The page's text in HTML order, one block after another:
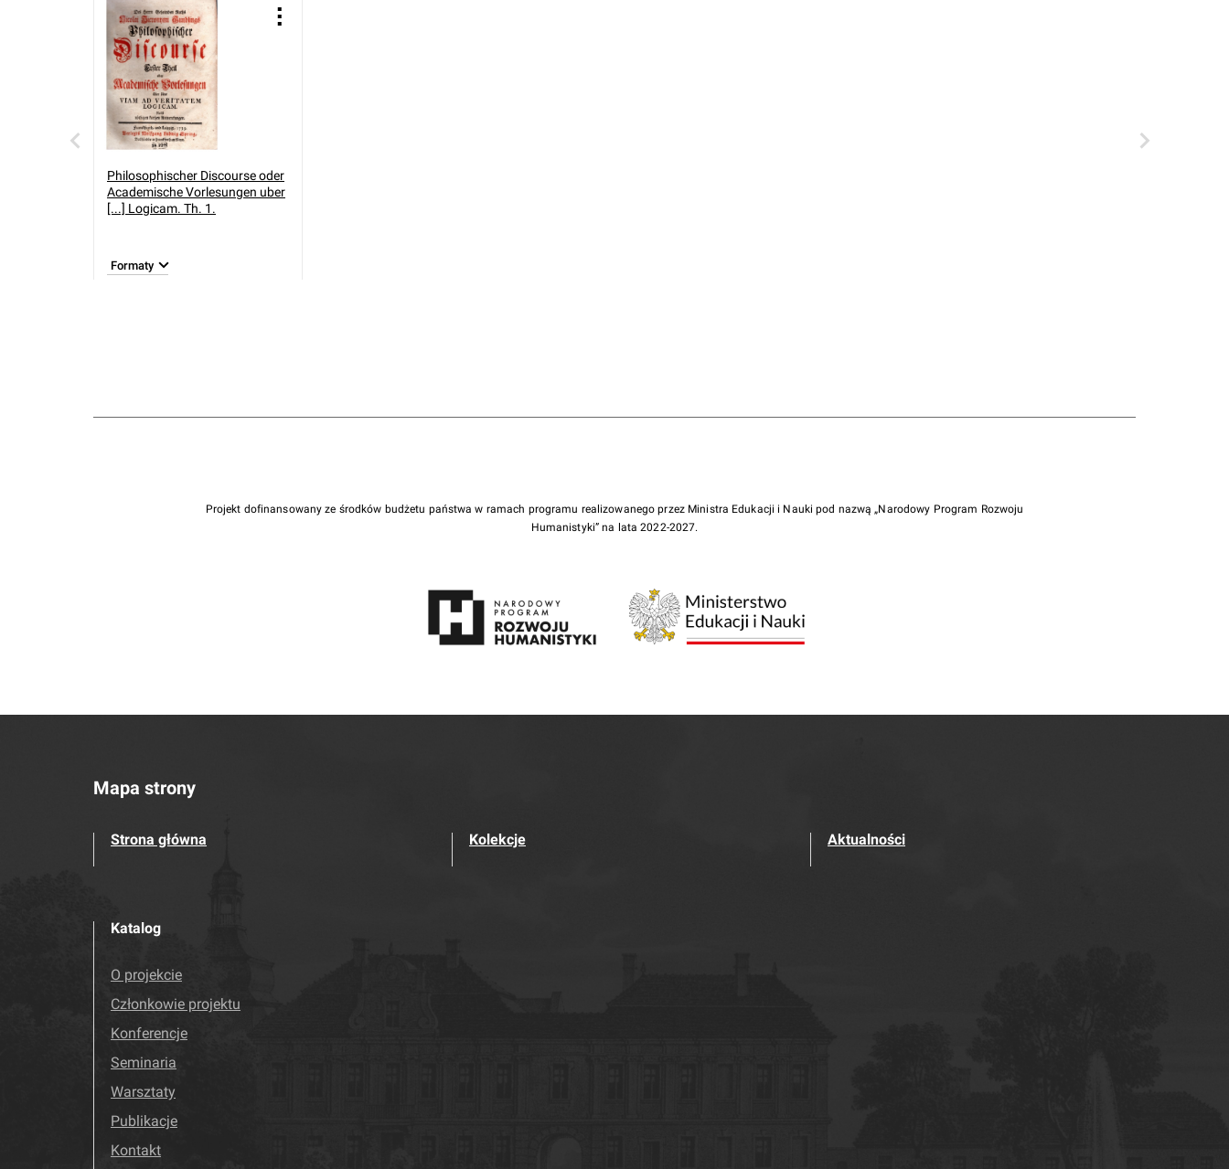
Philosophischer Discourse oder
Academische Vorlesungen uber
[...] Logicam. Th. 1.
Formaty
Projekt dofinansowany ze środków budżetu państwa w ramach programu realizowanego przez Ministra Edukacji i Nauki pod nazwą „Narodowy Program Rozwoju
Humanistyki” na lata 2022-2027.
Mapa strony
Strona główna Kolekcje Aktualności
Katalog
O projekcie
Członkowie projektu
Konferencje
Seminaria
Warsztaty
Publikacje
Kontakt